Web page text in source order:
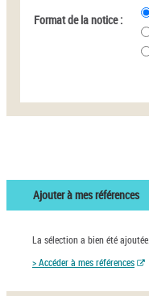
Format de la notice :
Ajouter à mes références
La sélection a bien été ajoutée.
> Accéder à mes références